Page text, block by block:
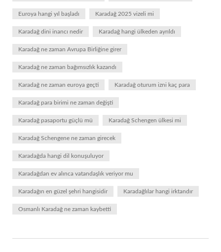
Euroya hangi yıl başladı Karadağ 2025 vizeli mi
Karadağ dini inancı nedir Karadağ hangi ülkeden ayrıldı
Karadağ ne zaman Avrupa Birliğine girer
Karadağ ne zaman bağımsızlık kazandı
Karadağ ne zaman euroya geçti Karadağ oturum izni kaç para
Karadağ para birimi ne zaman değişti
Karadağ pasaportu güçlü mü Karadağ Schengen ülkesi mi
Karadağ Schengene ne zaman girecek
Karadağda hangi dil konuşuluyor
Karadağdan ev alınca vatandaşlık veriyor mu
Karadağın en güzel şehri hangisidir Karadağlılar hangi irktandır
Osmanlı Karadağ ne zaman kaybetti